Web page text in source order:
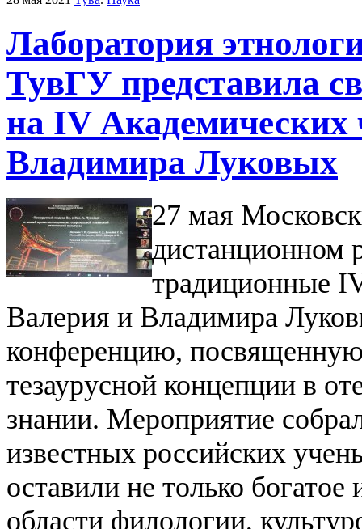
Лаборатория
ТувГУ представила
на IV Академических
Владимира Луковых
27 мая
дистанционном
традиционные
Валерия и Владимира
конференцию,
тезаурусной концепции в
знании. Мероприятие
известных российских
оставили не только богатое
области филологии,